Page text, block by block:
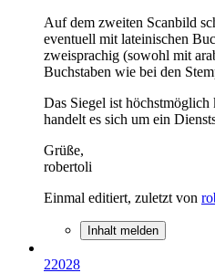
Auf dem zweiten Scanbild
eventuell mit lateinischen
zweisprachig (sowohl mit
Buchstaben wie bei den
Das Siegel ist höchstmöglich
handelt es sich um ein
Grüße,
robertoli
Einmal editiert, zuletzt von
Inhalt melden
22028